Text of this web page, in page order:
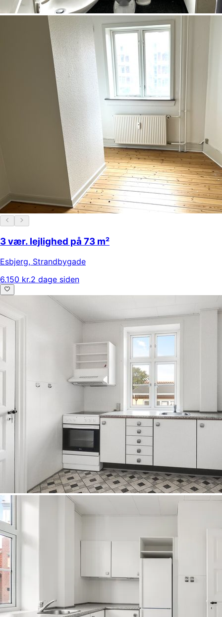
3 vær. lejlighed på 73 m²
Esbjerg, Strandbygade
6.150 kr.2 dage siden